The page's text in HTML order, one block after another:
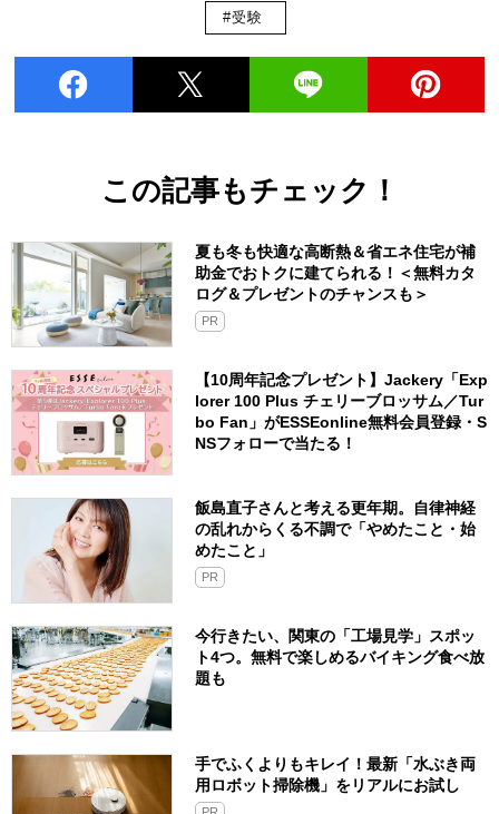
#受験
この記事もチェック！
夏も冬も快適な高断熱＆省エネ住宅が補
助金でおトクに建てられる！＜無料カタ
ログ＆プレゼントのチャンスも＞
PR
【10周年記念プレゼント】Jackery「Exp
lorer 100 Plus チェリーブロッサム／Tur
bo Fan」がESSEonline無料会員登録・S
NSフォローで当たる！
飯島直子さんと考える更年期。自律神経
の乱れからくる不調で「やめたこと・始
めたこと」
PR
今行きたい、関東の「工場見学」スポッ
ト4つ。無料で楽しめるバイキング食べ放
題も
手でふくよりもキレイ！最新「水ぶき両
用ロボット掃除機」をリアルにお試し
PR